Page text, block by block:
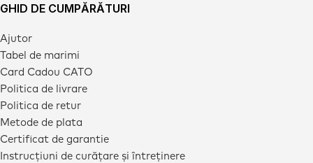
GHID DE CUMPĂRĂTURI
Ajutor
Tabel de marimi
Card Cadou CATO
Politica de livrare
Politica de retur
Metode de plata
Certificat de garantie
Instrucțiuni de curățare și întreținere